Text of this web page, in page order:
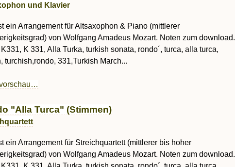
und Klavier
ein Arrangement für Altsaxophon & Piano (mittlerer
von Wolfgang Amadeus Mozart. Noten zum download.
K331, K 331, Alla Turka, turkish sonata, rondo´, turca, alla turca,
turchish,rondo, 331,Turkish March...
"Alla Turca" (Stimmen)
ein Arrangement für Streichquartett (mittlerer bis hoher
von Wolfgang Amadeus Mozart. Noten zum download.